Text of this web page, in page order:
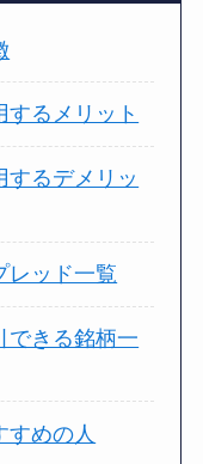
するメリット
するデメリッ
レッド一覧
できる銘柄一
すめの人